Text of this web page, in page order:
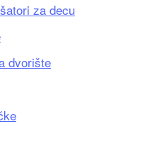
za decu
dvorište